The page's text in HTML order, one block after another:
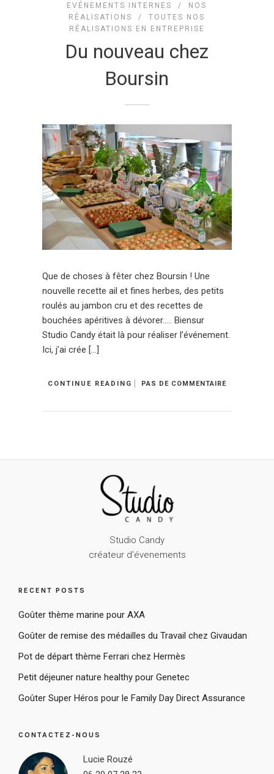
EVÉNEMENTS INTERNES
/ NOS
RÉALISATIONS
/TOUTES NOS
RÉALISATIONS EN ENTREPRISE
Du nouveau chez
Boursin
Que de choses à fêter chez Boursin ! Une
nouvelle recette ail et fines herbes, des petits
roulés au jambon cru et des recettes de
bouchées apéritives à dévorer….. Biensur
Studio Candy était là pour réaliser l’événement.
Ici, j’ai crée […]
CONTINUE READING PAS DE COMMENTAIRE
Studio Candy
créateur d'évenements
RECENT POSTS
Goûter thème marine pour AXA
Goûter de remise des médailles du Travail chez Givaudan
Pot de départ thème Ferrari chez Hermès
Petit déjeuner nature healthy pour Genetec
Goûter Super Héros pour le Family Day Direct Assurance
CONTACTEZ-NOUS
Lucie Rouzé